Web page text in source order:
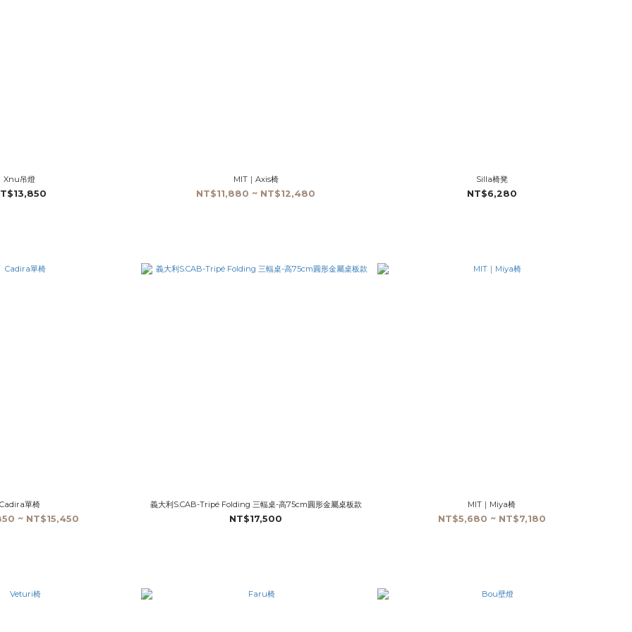
Xnu吊燈 MIT｜Axis椅
NT$11,880 ~ NT$12,480
Silla椅凳
NT$6,280
單椅
~ NT$15,450
義大利S.CAB-Tripé Folding 三輻桌-高75cm圓形金屬桌板款
NT$17,500
MIT｜Miya椅
NT$5,680 ~ NT$7,180